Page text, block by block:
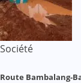
Société
Route Bambalang-